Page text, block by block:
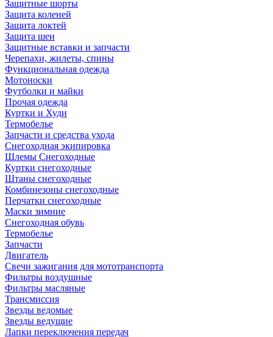
Защитные шорты
Защита коленей
Защита локтей
Защита шеи
Защитные вставки и запчасти
Черепахи, жилеты, спины
Функциональная одежда
Мотоноски
Футболки и майки
Прочая одежда
Куртки и Худи
Термобелье
Запчасти и средства ухода
Снегоходная экипировка
Шлемы Снегоходные
Куртки снегоходные
Штаны снегоходные
Комбинезоны снегоходные
Перчатки снегоходные
Маски зимние
Снегоходная обувь
Термобелье
Запчасти
Двигатель
Свечи зажигания для мототранспорта
Фильтры воздушные
Фильтры масляные
Трансмиссия
Звезды ведомые
Звезды ведущие
Лапки переключения передач